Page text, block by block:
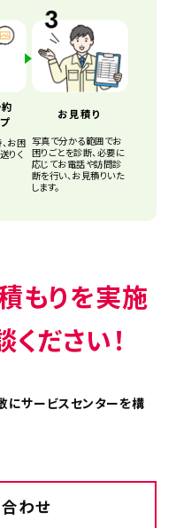
お困
りく
お見積り
写真で分かる範囲でお
困りごとを診断、必要に
応じてお電話や訪問診
断を行い、お見積りいた
します。
もりを実施
ださい！
にサービスセンターを構
わせ